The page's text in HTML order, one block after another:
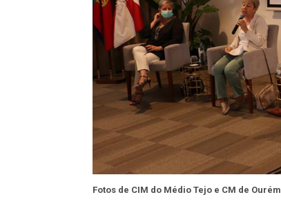
Fotos de CIM do Médio Tejo e CM de Ourém